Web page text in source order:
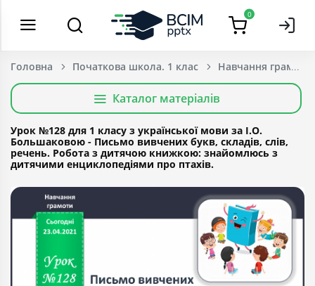
0
Головна Початкова школа. 1 клас Навчання грамоти
Каталог матеріалів
Урок №128 для 1 класу з української мови за І.О.
Большаковою - Письмо вивчених букв, складів, слів,
речень. Робота з дитячою книжкою: знайомлюсь з
дитячими енциклопедіями про птахів.